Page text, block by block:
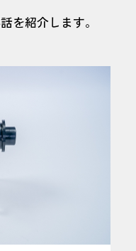
を紹介します。